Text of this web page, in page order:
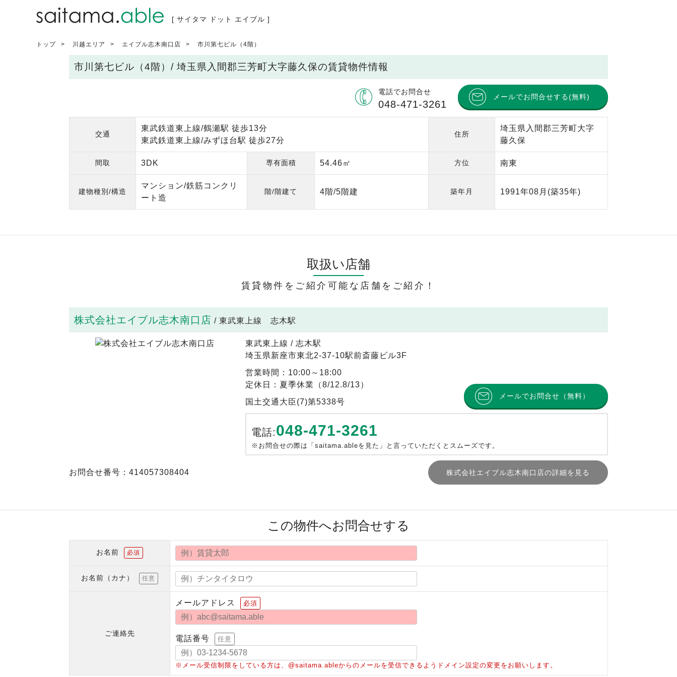
[ サイタマ ドット エイブル ]
トップ 川越エリア エイブル志木南口店 市川第七ビル（4階）
市川第七ビル（4階）/ 埼玉県入間郡三芳町大字藤久保の賃貸物件情報
電話でお問合せ
048-471-3261
メールでお問合せする(無料)
交通
東武鉄道東上線/鶴瀬駅 徒歩13分
東武鉄道東上線/みずほ台駅 徒歩27分
住所
埼玉県入間郡三芳町大字
藤久保
間取 3DK 専有面積 54.46㎡ 方位 南東
建物種別/構造
マンション/鉄筋コンクリ
ート造
階/階建て 4階/5階建 築年月 1991年08月 (築35年)
取扱い店舗
賃貸物件をご紹介可能な店舗をご紹介！
株式会社エイブル志木南口店 / 東武東上線 志木駅
東武東上線 / 志木駅
埼玉県新座市東北2-37-10駅前斎藤ビル3F
営業時間：10:00～18:00
定休日：夏季休業（8/12.8/13）
国土交通大臣(7)第5338号
メールでお問合せ（無料）
電話:048-471-3261
※お問合せの際は「saitama.ableを見た」と言っていただくとスムーズです。
お問合せ番号：414057308404 株式会社エイブル志木南口店の詳細を見る
この物件へお問合せする
お名前 必須
お名前（カナ） 任意
ご連絡先
メールアドレス 必須
電話番号 任意
※メール受信制限をしている方は、@saitama.ableからのメールを受信できるようドメイン設定の変更をお願いします。